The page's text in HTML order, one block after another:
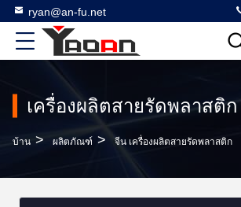
ryan@an-fu.net
เครื่องผลิตสายรัดพลาสติก
บ้าน > ผลิตภัณฑ์ > จีน เครื่องผลิตสายรัดพลาสติก